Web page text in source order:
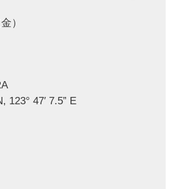
）
123° 47′ 7.5” E